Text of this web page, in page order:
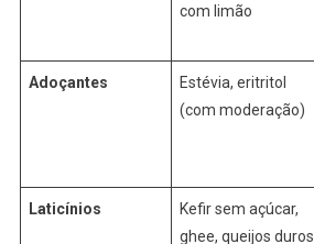
com limão
Adoçantes
Estévia, eritritol
(com moderação)
Laticínios
Kefir sem açúcar,
ghee, queijos duros